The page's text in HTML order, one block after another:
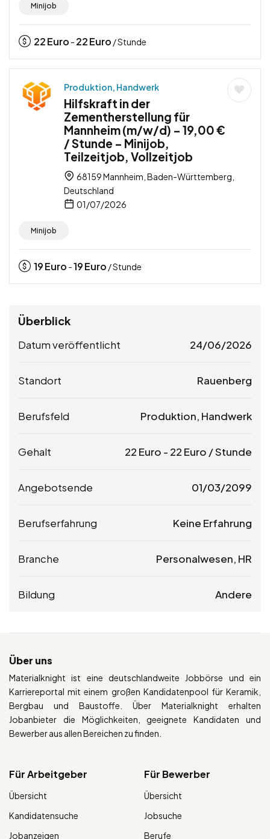
Minijob
22Euro - 22Euro / Stunde
Produktion, Handwerk
Hilfskraft in der
Zementherstellung für
Mannheim (m/w/d) – 19,00 €
/ Stunde – Minijob,
Teilzeitjob, Vollzeitjob
68159 Mannheim, Baden-Württemberg,
Deutschland
01/07/2026
Minijob
19Euro -19Euro / Stunde
Überblick
Datum veröffentlicht 24/06/2026
Standort Rauenberg
Berufsfeld Produktion, Handwerk
Gehalt 22 Euro - 22 Euro / Stunde
Angebotsende 01/03/2099
Berufserfahrung Keine Erfahrung
Branche Personalwesen, HR
Bildung Andere
Über uns
Materialknight ist eine deutschlandweite Jobbörse und ein
Karriereportal mit einem großen Kandidatenpool für Keramik,
Bergbau und Baustoffe. Über Materialknight erhalten
Jobanbieter die Möglichkeiten, geeignete Kandidaten und
Bewerber aus allen Bereichen zu finden.
Für Arbeitgeber
Übersicht
Kandidatensuche
Jobanzeigen
Für Bewerber
Übersicht
Jobsuche
Berufe